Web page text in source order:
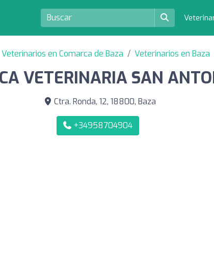
Veterinarios en Comarca de Baza Veterinarios en Baza
VETERINARIA SAN
Ctra. Ronda, 12, 18800, Baza
+34958704904